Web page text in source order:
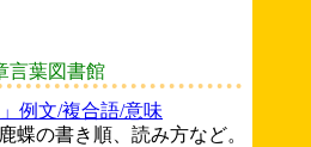
言葉図書館
」例文/複合語/意味
蝶の書き順、読み方など。